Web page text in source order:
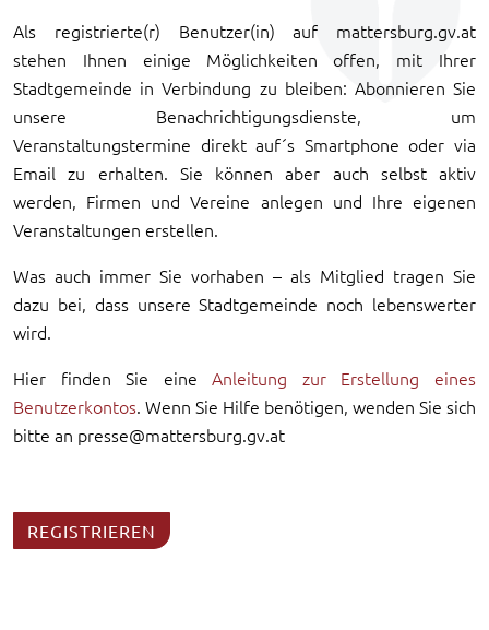
Als registrierte(r) Benutzer(in) auf mattersburg.gv.at
stehen Ihnen einige Möglichkeiten offen, mit Ihrer
Stadtgemeinde in Verbindung zu bleiben: Abonnieren Sie
unsere Benachrichtigungsdienste, um
Veranstaltungstermine direkt auf´s Smartphone oder via
Email zu erhalten. Sie können aber auch selbst aktiv
werden, Firmen und Vereine anlegen und Ihre eigenen
Veranstaltungen erstellen.
Was auch immer Sie vorhaben – als Mitglied tragen Sie
dazu bei, dass unsere Stadtgemeinde noch lebenswerter
wird.
Hier finden Sie eineAnleitung zur Erstellung eines
Benutzerkontos. Wenn Sie Hilfe benötigen, wenden Sie sich
bitte an presse@mattersburg.gv.at
REGISTRIEREN